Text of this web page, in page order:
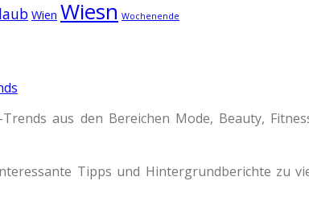
Wien Wiesn Wochenende
aus den Bereichen Mode, Beauty,
Tipps und Hintergrundberichte zu